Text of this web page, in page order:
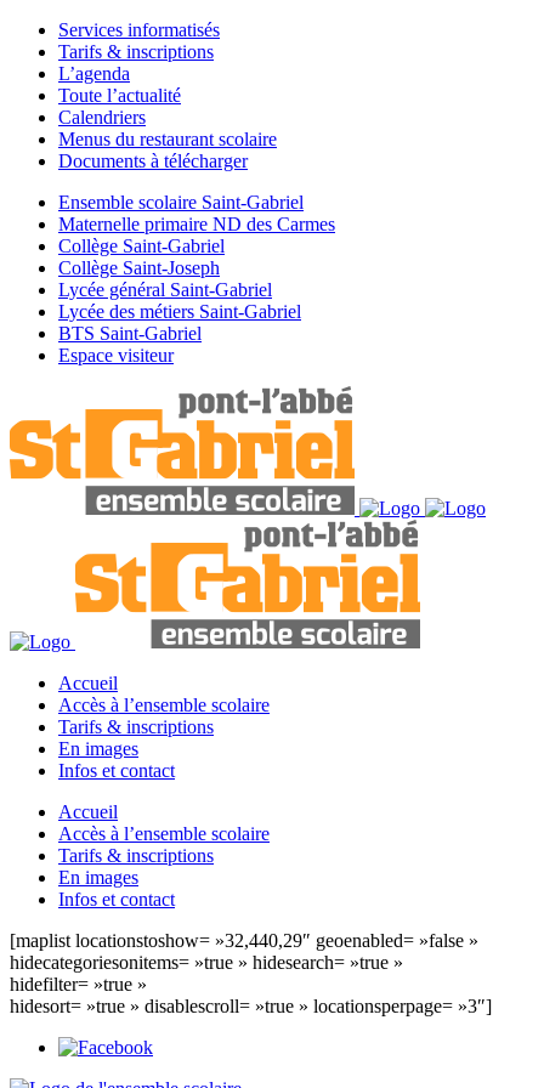
Services informatisés
Tarifs & inscriptions
L’agenda
Toute l’actualité
Calendriers
Menus du restaurant scolaire
Documents à télécharger
Ensemble scolaire Saint-Gabriel
Maternelle primaire ND des Carmes
Collège Saint-Gabriel
Collège Saint-Joseph
Lycée général Saint-Gabriel
Lycée des métiers Saint-Gabriel
BTS Saint-Gabriel
Espace visiteur
Accueil
Accès à l’ensemble scolaire
Tarifs & inscriptions
En images
Infos et contact
Accueil
Accès à l’ensemble scolaire
Tarifs & inscriptions
En images
Infos et contact
[maplist locationstoshow= »32,440,29″ geoenabled= »false »
hidecategoriesonitems= »true » hidesearch= »true »
hidefilter= »true »
hidesort= »true » disablescroll= »true » locationsperpage= »3″]